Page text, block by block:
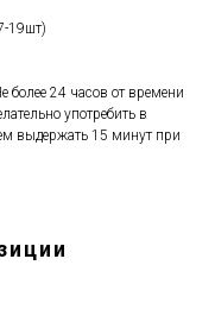
19шт)
более 24 часов от времени
употребить в
выдержать 15 минут при